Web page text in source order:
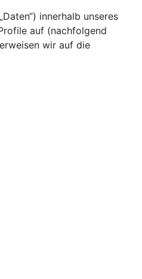
innerhalb unseres
auf (nachfolgend
wir auf die